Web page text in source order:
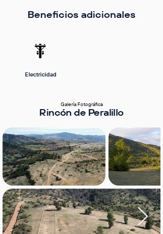
Beneficios adicionales
Electricidad
Galería Fotográfica
Rincón de Peralillo